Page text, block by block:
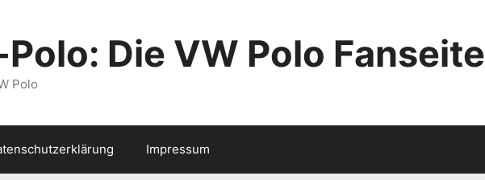
Die VW Polo Fanseite
Polo
Impressum